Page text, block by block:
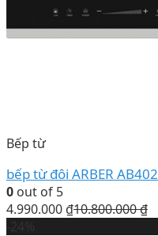
Bếp từ
bếp từ đôi ARBER AB402
0 out of 5
4.990.000 ₫10.800.000₫